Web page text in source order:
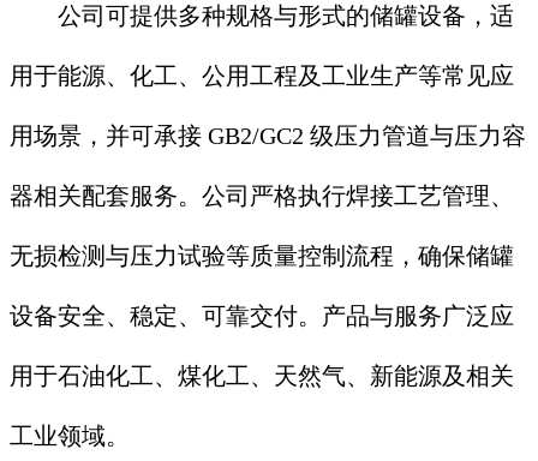
公司可提供多种规格与形式的储罐设备，适
用于能源、化工、公用工程及工业生产等常见应
用场景，并可承接 GB2/GC2 级压力管道与压力容
器相关配套服务。公司严格执行焊接工艺管理、
无损检测与压力试验等质量控制流程，确保储罐
设备安全、稳定、可靠交付。产品与服务广泛应
用于石油化工、煤化工、天然气、新能源及相关
工业领域。